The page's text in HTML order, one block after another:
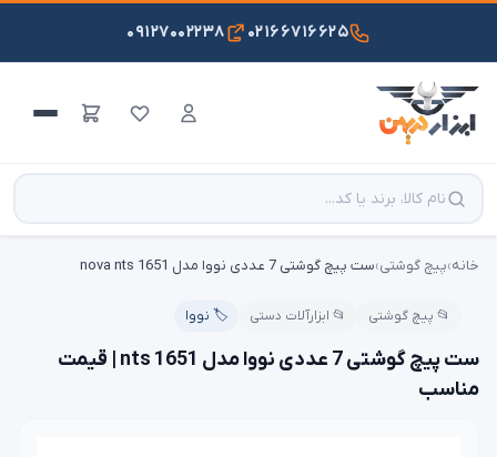
۰۲۱۶۶۷۱۶۶۲۵ ۰۹۱۲۷۰۰۲۲۳۸
خانه›پیچ گوشتی›ست پیچ گوشتی 7 عددی نووا مدل nova nts 1651
📂 پیچ گوشتی 📂 ابزارآلات دستی 🏷️ نووا
ست پیچ گوشتی 7 عددی نووا مدل nts 1651 | قیمت
مناسب